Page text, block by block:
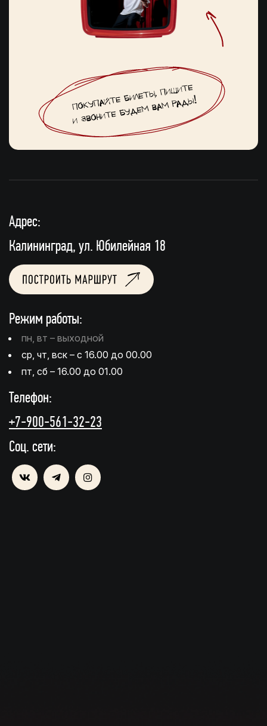
Адрес:
Калининград, ул. Юбилейная 18
Режим работы:
пн, вт – выходной
ср, чт, вск – с 16.00 до 00.00
пт, сб – 16.00 до 01.00
Телефон:
+7-900-561-32-23
Соц. сети: